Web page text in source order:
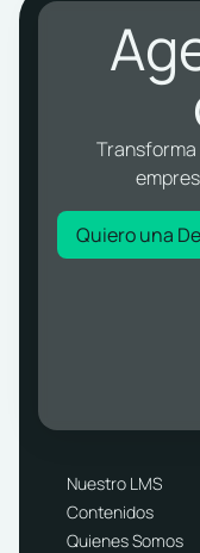
Quiero una
Nuestro LMS
Contenidos
Quienes Somos